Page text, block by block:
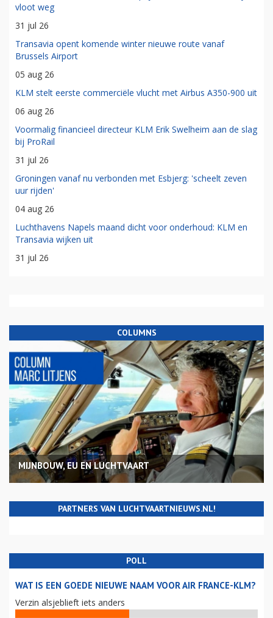
vloot weg
31 jul 26
Transavia opent komende winter nieuwe route vanaf
Brussels Airport
05 aug 26
KLM stelt eerste commerciële vlucht met Airbus A350-900 uit
06 aug 26
Voormalig financieel directeur KLM Erik Swelheim aan de slag
bij ProRail
31 jul 26
Groningen vanaf nu verbonden met Esbjerg: 'scheelt zeven
uur rijden'
04 aug 26
Luchthavens Napels maand dicht voor onderhoud: KLM en
Transavia wijken uit
31 jul 26
COLUMNS
MIJNBOUW, EU EN LUCHTVAART
PARTNERS VAN LUCHTVAARTNIEUWS.NL!
POLL
WAT IS EEN GOEDE NIEUWE NAAM VOOR AIR FRANCE-KLM?
Verzin alsjeblieft iets anders